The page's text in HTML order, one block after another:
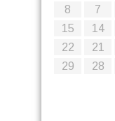
7
8
14
15
21
22
28
29